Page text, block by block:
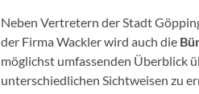
Neben Vertretern der Stadt
der Firma Wackler wird auch die
möglichst umfassenden Überblick
unterschiedlichen Sichtweisen zu